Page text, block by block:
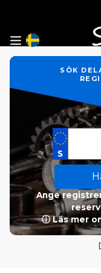
SÖK
Ange
ⓘ Läs mer